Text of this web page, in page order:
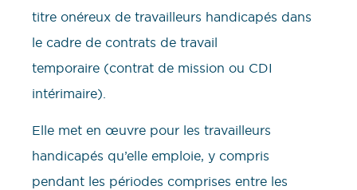
titre onéreux de travailleurs handicapés dans
le cadre de contrats de travail
temporaire (contrat de mission ou CDI
intérimaire).
Elle met en œuvre pour les travailleurs
handicapés qu’elle emploie, y compris
pendant les périodes comprises entre les